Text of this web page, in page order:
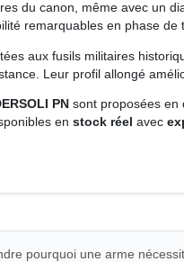
du canon, même avec un
remarquables en phase de
aux fusils militaires
Leur profil allongé
PN sont proposées en
en stock réel avec
pourquoi une arme